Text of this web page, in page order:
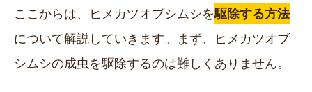
ここからは、ヒメカツオブシムシを駆除する方法
について解説していきます。まず、ヒメカツオブ
シムシの成虫を駆除するのは難しくありません。